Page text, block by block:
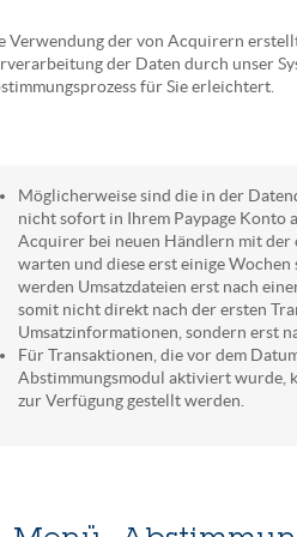
Verwendung der von Acquirern
der Daten durch unser
für Sie erleichtert.
Möglicherweise sind die in der
nicht sofort in Ihrem Paypage Konto
Acquirer bei neuen Händlern mit der
warten und diese erst einige
werden Umsatzdateien erst nach
somit nicht direkt nach der ersten
Umsatzinformationen, sondern erst
Für Transaktionen, die vor dem
Abstimmungsmodul aktiviert wurde,
zur Verfügung gestellt werden.